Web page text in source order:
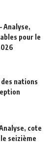
Analyse,
pour le
nations
cote
seizième